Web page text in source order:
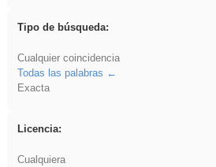
Tipo de búsqueda:
Cualquier coincidencia
Todas las palabras
Exacta
Licencia:
Cualquiera